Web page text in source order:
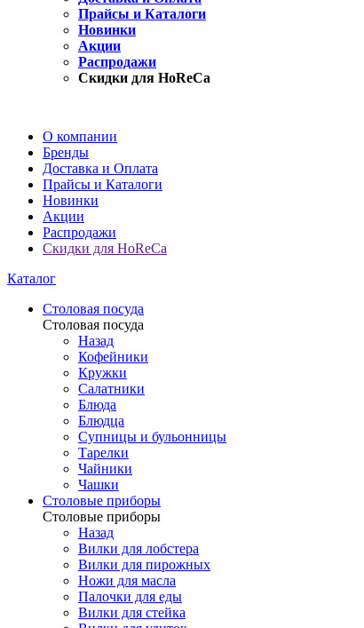
Прайсы и Каталоги
Новинки
Акции
Распродажи
Скидки для HoReCa
О компании
Бренды
Доставка и Оплата
Прайсы и Каталоги
Новинки
Акции
Распродажи
Скидки для HoReCa
Каталог
Столовая посуда
Столовая посуда
Назад
Кофейники
Кружки
Салатники
Блюда
Блюдца
Супницы и бульонницы
Тарелки
Чайники
Чашки
Cтоловые приборы
Cтоловые приборы
Назад
Вилки для лобстера
Вилки для пирожных
Ножи для масла
Палочки для еды
Вилки для стейка